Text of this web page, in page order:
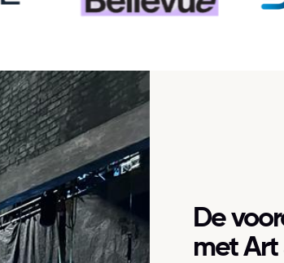
De
met Art